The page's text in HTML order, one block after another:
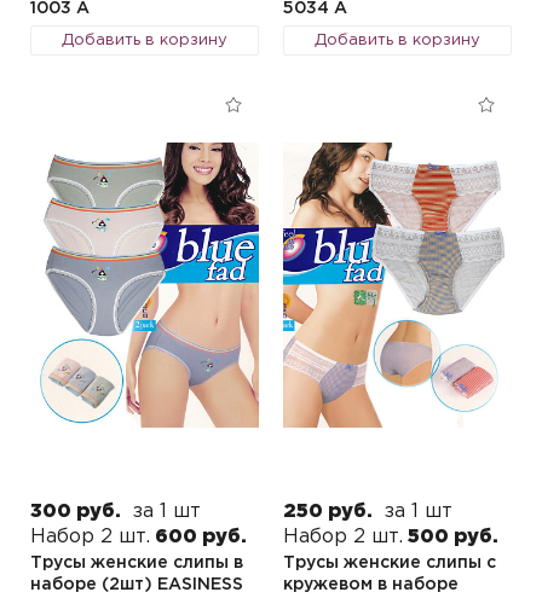
1003 A
Добавить в корзину
5034 А
Добавить в корзину
300 руб.
за 1 шт
Набор 2 шт. 600 руб.
Трусы женские слипы в
наборе (2шт) EASINESS
250 руб.
за 1 шт
Набор 2 шт. 500 руб.
Трусы женские слипы с
кружевом в наборе